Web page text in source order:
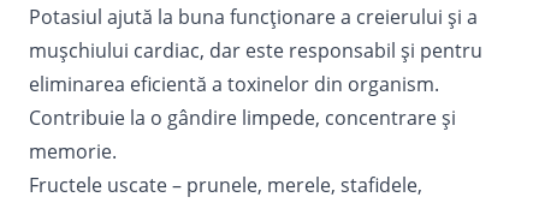
Potasiul ajută la buna funcționare a creierului și a
mușchiului cardiac, dar este responsabil și pentru
eliminarea eficientă a toxinelor din organism.
Contribuie la o gândire limpede, concentrare și
memorie.
Fructele uscate – prunele, merele, stafidele,